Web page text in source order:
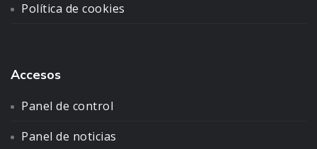
Política de cookies
Accesos
Panel de control
Panel de noticias